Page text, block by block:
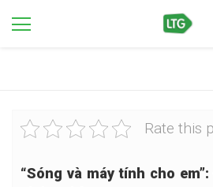
Rate this
“Sóng và máy tính cho